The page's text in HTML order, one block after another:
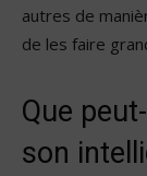
autres de
de les faire
Que
son